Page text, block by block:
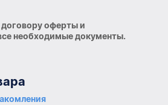
оферты и
необходимые документы.